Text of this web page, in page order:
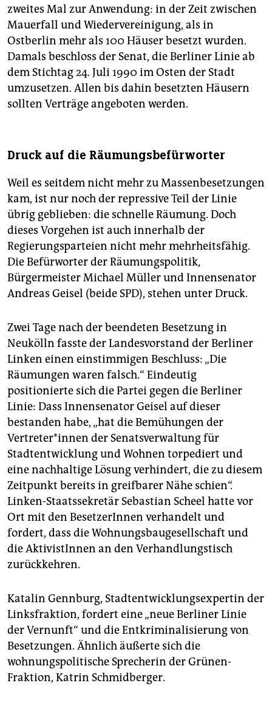
zweites Mal zur Anwendung: in der Zeit zwischen
Mauerfall und Wiedervereinigung, als in
Ostberlin mehr als 100 Häuser besetzt wurden.
Damals beschloss der Senat, die Berliner Linie ab
dem Stichtag 24. Juli 1990 im Osten der Stadt
umzusetzen. Allen bis dahin besetzten Häusern
sollten Verträge angeboten werden.
Druck auf die Räumungsbefürworter
Weil es seitdem nicht mehr zu Massenbesetzungen
kam, ist nur noch der repressive Teil der Linie
übrig geblieben: die schnelle Räumung. Doch
dieses Vorgehen ist auch innerhalb der
Regierungsparteien nicht mehr mehrheitsfähig.
Die Befürworter der Räumungspolitik,
Bürgermeister Michael Müller und Innensenator
Andreas Geisel (beide SPD), stehen unter Druck.
Zwei Tage nach der beendeten Besetzung in
Neukölln fasste der Landesvorstand der Berliner
Linken einen einstimmigen Beschluss: „Die
Räumungen waren falsch.“ Eindeutig
positionierte sich die Partei gegen die Berliner
Linie: Dass Innensenator Geisel auf dieser
bestanden habe, „hat die Bemühungen der
Vertreter*innen der Senatsverwaltung für
Stadtentwicklung und Wohnen torpediert und
eine nachhaltige Lösung verhindert, die zu diesem
Zeitpunkt bereits in greifbarer Nähe schien“.
Linken-Staatssekretär Sebastian Scheel hatte vor
Ort mit den BesetzerInnen verhandelt und
fordert, dass die Wohnungsbaugesellschaft und
die AktivistInnen an den Verhandlungstisch
zurückkehren.
Katalin Gennburg, Stadtentwicklungsexpertin der
Linksfraktion, fordert eine „neue Berliner Linie
der Vernunft“ und die Entkriminalisierung von
Besetzungen. Ähnlich äußerte sich die
wohnungspolitische Sprecherin der Grünen-
Fraktion, Katrin Schmidberger.